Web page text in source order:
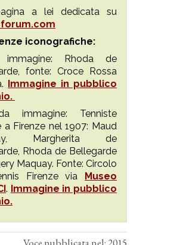
a lei dedicata su
iconografiche:
immagine: Rhoda de
fonte: Croce Rossa
Immagine in pubblico
immagine: Tenniste
a Firenze nel 1907: Maud
Margherita de
Rhoda de Bellegarde
Maquay. Fonte: Circolo
Firenze via Museo
. Immagine in pubblico
Voce pubblicata nel: 2015